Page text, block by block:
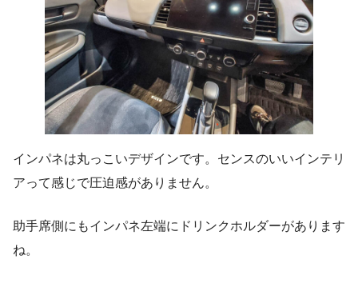
インパネは丸っこいデザインです。センスのいいインテリ
アって感じで圧迫感がありません。
助手席側にもインパネ左端にドリンクホルダーがあります
ね。